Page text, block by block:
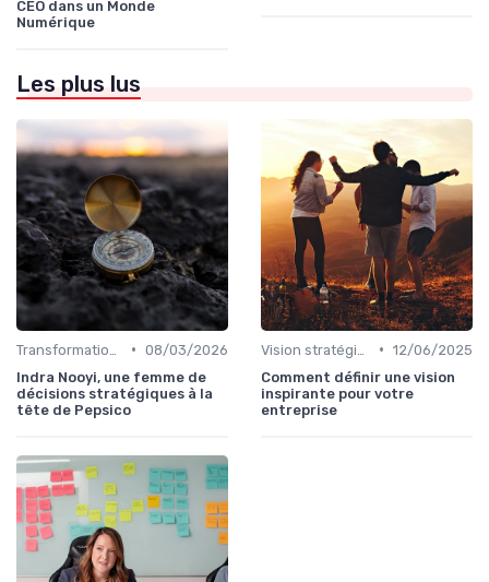
CEO dans un Monde
Numérique
Les plus lus
• 08/03/2026
Indra Nooyi, une femme de
décisions stratégiques à la
tête de Pepsico
• 12/06/2025
Comment définir une vision
inspirante pour votre
entreprise